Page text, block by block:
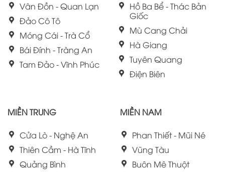
Vân Đồn - Quan Lạn
Đảo Cô Tô
Móng Cái - Trà Cổ
Bái Đính - Tràng An
Tam Đảo - Vĩnh Phúc
Hồ Ba Bể - Thác Bản
Giốc
Mù Cang Chải
Hà Giang
Tuyên Quang
Điện Biên
MIỀN TRUNG
Cửa Lò - Nghệ An
Thiên Cầm - Hà Tĩnh
Quảng Bình
MIỀN NAM
Phan Thiết - Mũi Né
Vũng Tàu
Buôn Mê Thuột